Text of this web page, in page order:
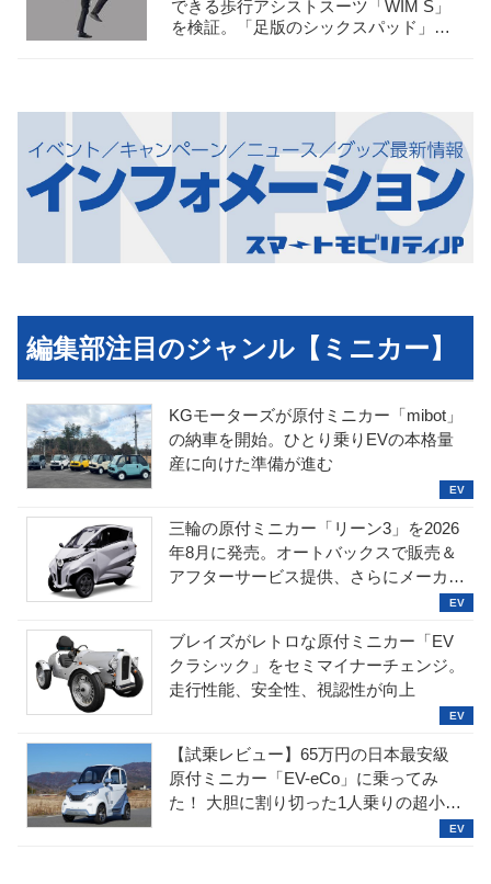
できる歩行アシストスーツ「WIM S」
を検証。「足版のシックスパッド」と
編集部注目のジャンル【ミニカー】
KGモーターズが原付ミニカー「mibot」
の納車を開始。ひとり乗りEVの本格量
産に向けた準備が進む
三輪の原付ミニカー「リーン3」を2026
年8月に発売。オートバックスで販売＆
アフターサービス提供、さらにメーカー
ブレイズがレトロな原付ミニカー「EV
クラシック」をセミマイナーチェンジ。
走行性能、安全性、視認性が向上
【試乗レビュー】65万円の日本最安級
原付ミニカー「EV-eCo」に乗ってみ
た！ 大胆に割り切った1人乗りの超小型